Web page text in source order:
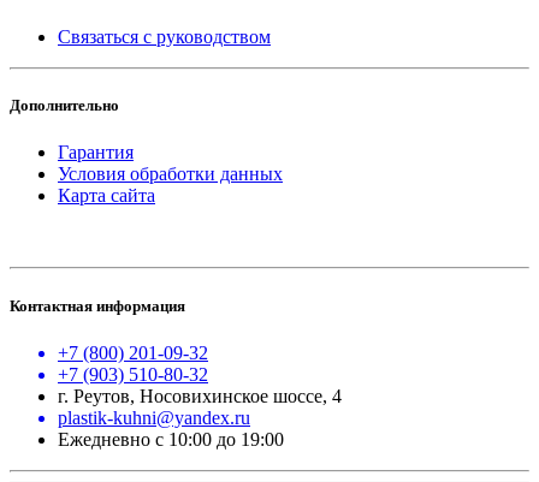
Связаться с руководством
Дополнительно
Гарантия
Условия обработки данных
Карта сайта
Контактная информация
+7 (800) 201-09-32
+7 (903) 510-80-32
г. Реутов, Носовихинское шоссе, 4
plastik-kuhni@yandex.ru
Ежедневно с 10:00 до 19:00